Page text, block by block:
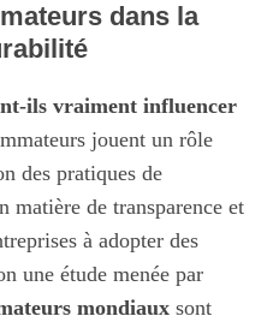
dans la
ils vraiment influencer
jouent un rôle
des pratiques de
matière de transparence et
à adopter des
une étude menée par
mondiauxsont